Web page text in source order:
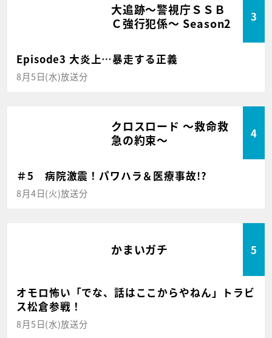
大追跡～警視庁ＳＳＢ
Ｃ強行犯係～ Season2
3
Episode3 大炎上…暴走する正義
8月5日(水)放送分
クロスロード ～救命救
急の約束～
4
＃5 病院激震！パワハラ＆医療事故!?
8月4日(火)放送分
かまいガチ 5
オモロ怖い「でな、話はここからやねん」トラビ
ス松倉参戦！
8月5日(水)放送分